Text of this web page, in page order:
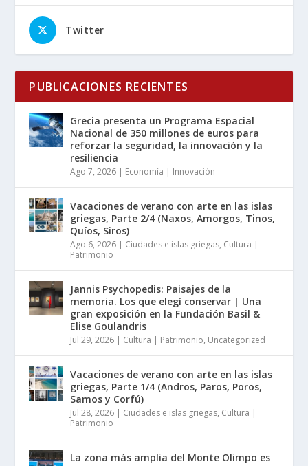
Twitter
PUBLICACIONES RECIENTES
Grecia presenta un Programa Espacial
Nacional de 350 millones de euros para
reforzar la seguridad, la innovación y la
resiliencia
Ago 7, 2026 | Economía | Innovación
Vacaciones de verano con arte en las islas
griegas, Parte 2/4 (Naxos, Amorgos, Tinos,
Quíos, Siros)
Ago 6, 2026 | Ciudades e islas griegas, Cultura |
Patrimonio
Jannis Psychopedis: Paisajes de la
memoria. Los que elegí conservar | Una
gran exposición en la Fundación Basil &
Elise Goulandris
Jul 29, 2026 | Cultura | Patrimonio, Uncategorized
Vacaciones de verano con arte en las islas
griegas, Parte 1/4 (Andros, Paros, Poros,
Samos y Corfú)
Jul 28, 2026 | Ciudades e islas griegas, Cultura |
Patrimonio
La zona más amplia del Monte Olimpo es